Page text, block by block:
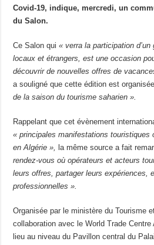
Covid-19, indique, mercredi, un
du Salon.
Ce Salon qui« verra la participation d’un
locaux et étrangers, est une occasion
découvrir de nouvelles offres de
a souligné que cette édition est
de la saison du tourisme saharien ».
Rappelant que cet évènement
« principales manifestations touristiques
en Algérie »,
la même source a fait
rendez-vous où opérateurs et acteurs
leurs offres, partager leurs expériences,
professionnelles ».
Organisée par le ministère du Tourisme
collaboration avec le World Trade
lieu au niveau du Pavillon central du